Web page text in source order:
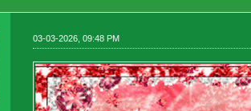
03-03-2026, 09:48 PM